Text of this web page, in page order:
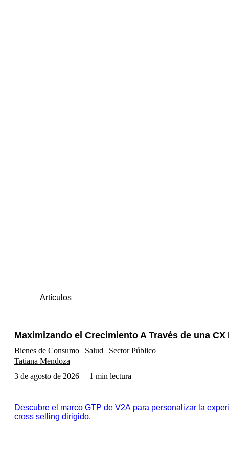
Artículos
Maximizando el Crecimiento A Través de una
Bienes de Consumo Salud
Sector Público
Tatiana Mendoza
3 de agosto de 2026
1 min lectura
Descubre el marco GTP de V2A para personalizar la
cross selling dirigido.